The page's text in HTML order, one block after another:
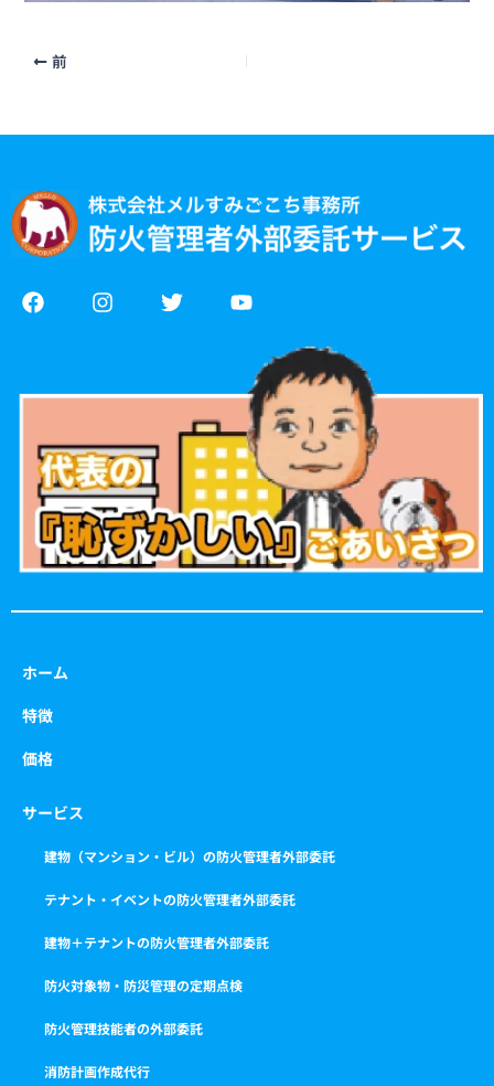
前
F
a
o
k
I
n
g
a
m
T
w
e
Y
o
u
b
e
ホーム
特徴
価格
サービス
建物（マンション・ビル）の防火管理者外部委託
テナント・イベントの防火管理者外部委託
建物＋テナントの防火管理者外部委託
防火対象物・防災管理の定期点検
防火管理技能者の外部委託
消防計画作成代行